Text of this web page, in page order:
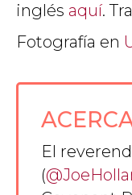
inglés aquí.
Fotografía en
El
(